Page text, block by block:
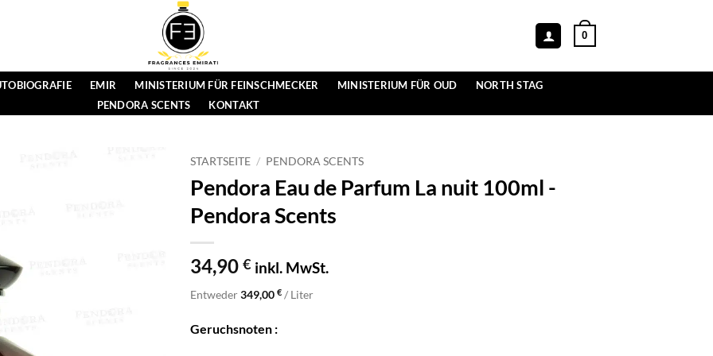
0
EMIR MINISTERIUM FÜR FEINSCHMECKER MINISTERIUM FÜR OUD
NORTH STAG
PENDORA SCENTS
KONTAKT
STARTSEITE / PENDORA SCENTS
Pendora Eau de Parfum La nuit 100ml -
Pendora Scents
34,90 € inkl. MwSt.
Entweder349,00 € / Liter
Geruchsnoten :